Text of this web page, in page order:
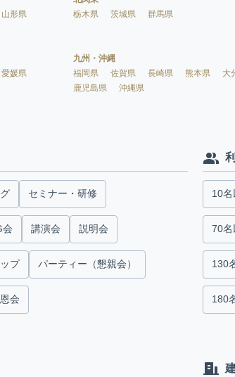
山形県
栃木県
茨城県 群馬県
愛媛県
九州・沖縄
福岡県
佐賀県 長崎県 熊本県 大
鹿児島県
沖縄県
セミナー・研修
会 講演会 説明会
プ パーティー（懇親会）
会
10名
70名
130
180